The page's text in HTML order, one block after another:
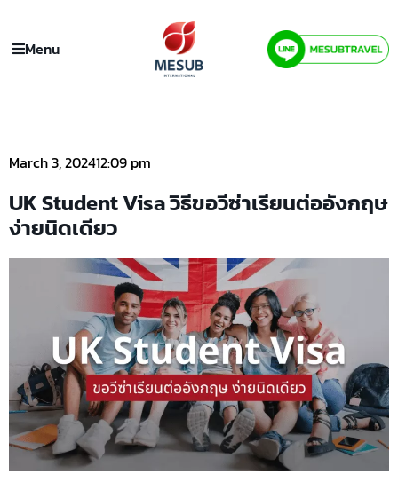
Menu
March 3, 202412:09 pm
UK Student Visa วิธีขอวีซ่าเรียนต่ออังกฤษ
ง่ายนิดเดียว